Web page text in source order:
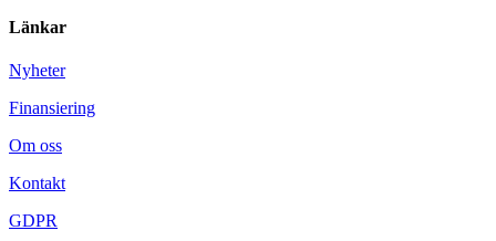
Länkar
Nyheter
Finansiering
Om oss
Kontakt
GDPR